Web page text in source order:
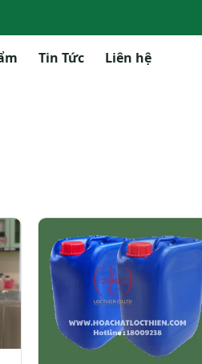
Tin Tức Liên hệ